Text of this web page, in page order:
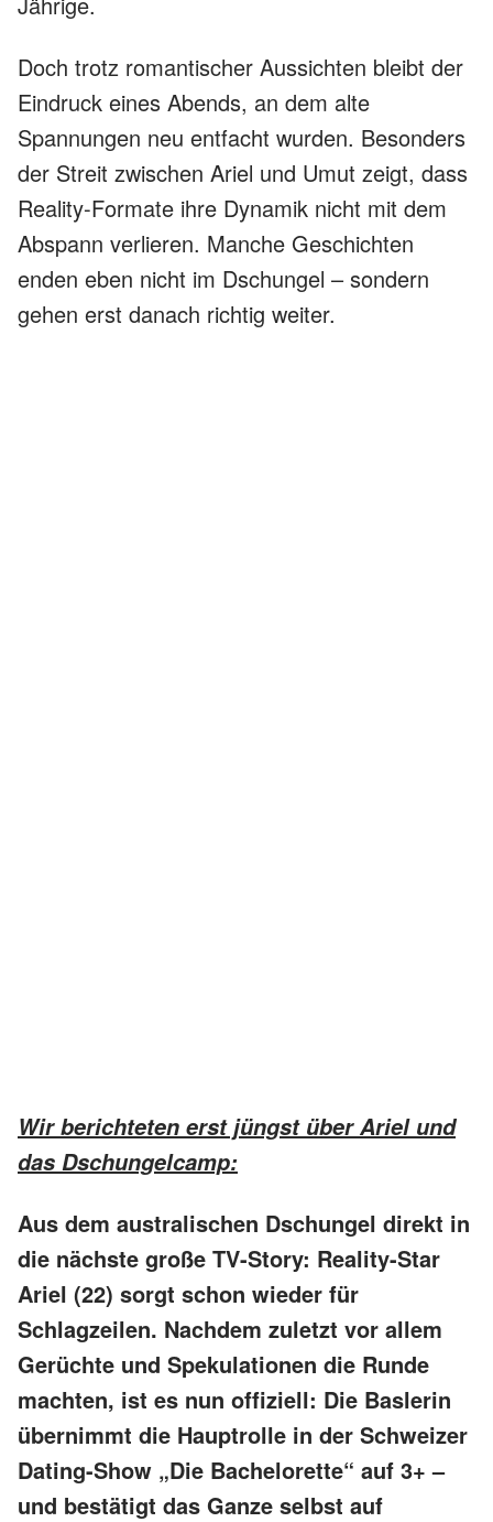
Doch trotz romantischer Aussichten bleibt der
Eindruck eines Abends, an dem alte
Spannungen neu entfacht wurden. Besonders
der Streit zwischen Ariel und Umut zeigt, dass
Reality-Formate ihre Dynamik nicht mit dem
Abspann verlieren. Manche Geschichten
enden eben nicht im Dschungel – sondern
gehen erst danach richtig weiter.
Wir berichteten erst jüngst über Ariel und
das Dschungelcamp:
Aus dem australischen Dschungel direkt in
die nächste große TV-Story: Reality-Star
Ariel (22) sorgt schon wieder für
Schlagzeilen. Nachdem zuletzt vor allem
Gerüchte und Spekulationen die Runde
machten, ist es nun offiziell: Die Baslerin
übernimmt die Hauptrolle in der Schweizer
Dating-Show „Die Bachelorette“ auf 3+ –
und bestätigt das Ganze selbst auf